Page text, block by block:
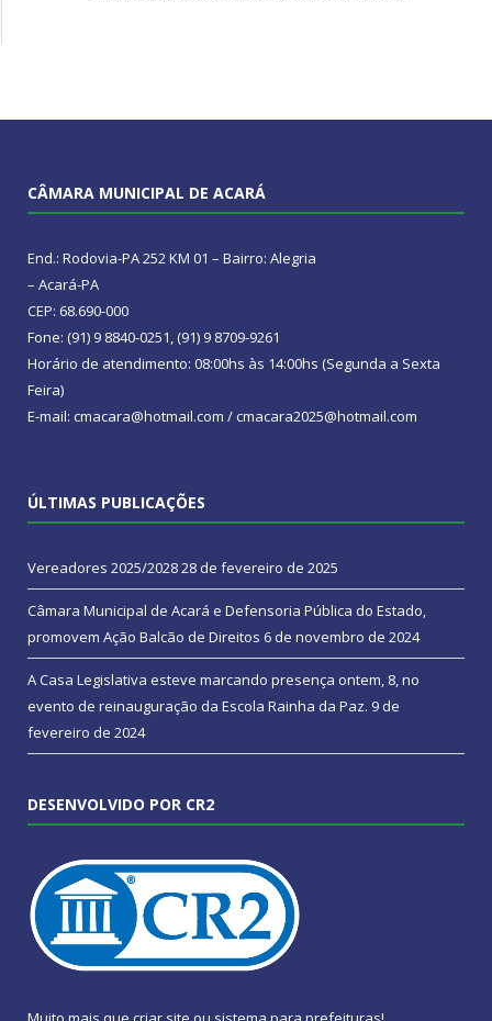
CÂMARA MUNICIPAL DE ACARÁ
End.: Rodovia-PA 252 KM 01 – Bairro: Alegria
– Acará-PA
CEP: 68.690-000
Fone: (91) 9 8840-0251, (91) 9 8709-9261
Horário de atendimento: 08:00hs às 14:00hs (Segunda a Sexta
Feira)
E-mail: cmacara@hotmail.com / cmacara2025@hotmail.com
ÚLTIMAS PUBLICAÇÕES
Vereadores 2025/202828 de fevereiro de 2025
Câmara Municipal de Acará e Defensoria Pública do Estado,
promovem Ação Balcão de Direitos 6 de novembro de 2024
A Casa Legislativa esteve marcando presença ontem, 8, no
evento de reinauguração da Escola Rainha da Paz. 9 de
fevereiro de 2024
DESENVOLVIDO POR CR2